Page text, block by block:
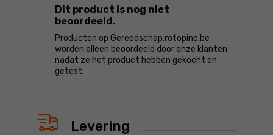
Dit product is nog niet
beoordeeld.
Producten op Gereedschap.rotopino.be
worden alleen beoordeeld door onze klanten
nadat ze het product hebben gekocht en
getest.
Levering